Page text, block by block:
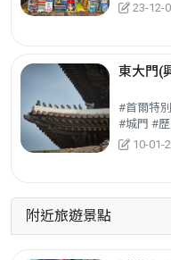
23-12-
東大門(
#首爾特
#城門 #
10-01-
附近旅遊景點